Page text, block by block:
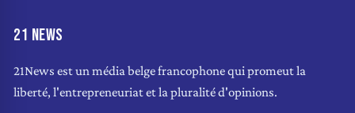
21 NEWS
21News est un média belge francophone qui promeut la
liberté, l'entrepreneuriat et la pluralité d'opinions.